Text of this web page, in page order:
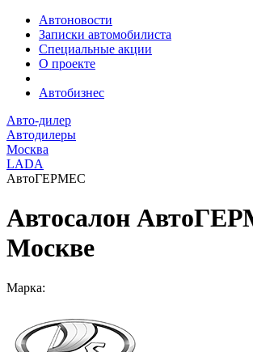
Автоновости
Записки автомобилиста
Специальные акции
О проекте
Автобизнес
Авто-дилер
Автодилеры
Москва
LADA
АвтоГЕРМЕС
Автосалон
Москве
Марка: